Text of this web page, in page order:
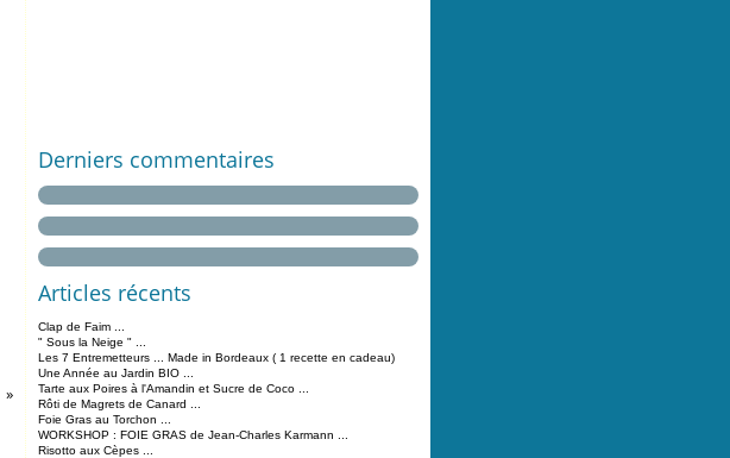
Derniers commentaires
Articles récents
Clap de Faim ...
" Sous la Neige " ...
Les 7 Entremetteurs ... Made in Bordeaux ( 1 recette en cadeau)
Une Année au Jardin BIO ...
Tarte aux Poires à l'Amandin et Sucre de Coco ...
Rôti de Magrets de Canard ...
Foie Gras au Torchon ...
WORKSHOP : FOIE GRAS de Jean-Charles Karmann ...
Risotto aux Cèpes ...